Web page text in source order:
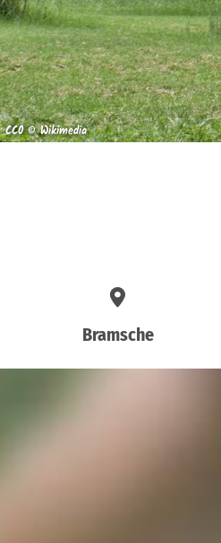
CC0 © Wikimedia
Bramsche